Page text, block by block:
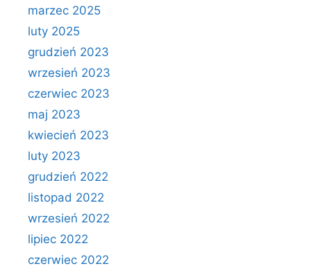
marzec 2025
luty 2025
grudzień 2023
wrzesień 2023
czerwiec 2023
maj 2023
kwiecień 2023
luty 2023
grudzień 2022
listopad 2022
wrzesień 2022
lipiec 2022
czerwiec 2022